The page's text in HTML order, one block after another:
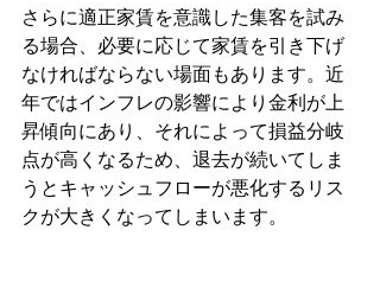
さらに適正家賃を意識した集客を試み
る場合、必要に応じて家賃を引き下げ
なければならない場面もあります。近
年ではインフレの影響により金利が上
昇傾向にあり、それによって損益分岐
点が高くなるため、退去が続いてしま
うとキャッシュフローが悪化するリス
クが大きくなってしまいます。